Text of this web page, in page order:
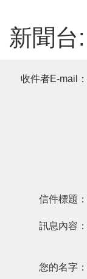
新聞台:
收件者E-mail：
信件標題：
訊息內容：
您的名字：